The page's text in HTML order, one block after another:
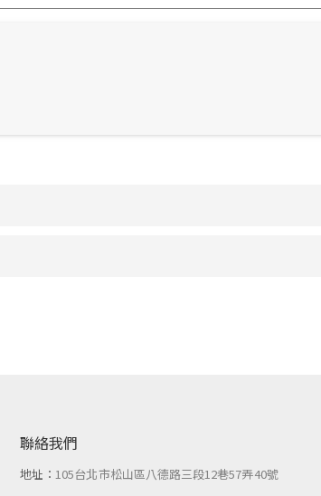
聯絡我們
地址： 105台北市松山區八德路三段12巷57弄40號